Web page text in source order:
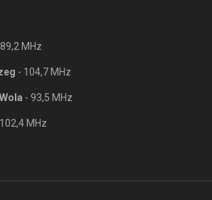
MHz
- 104,7 MHz
- 93,5 MHz
MHz